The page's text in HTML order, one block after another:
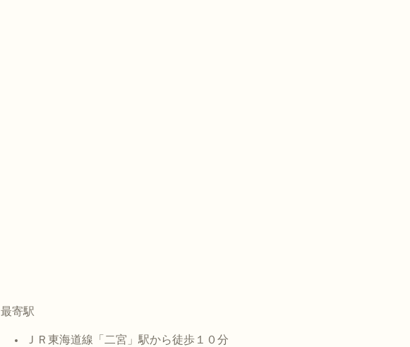
最寄駅
ＪＲ東海道線「二宮」駅から徒歩１０分​